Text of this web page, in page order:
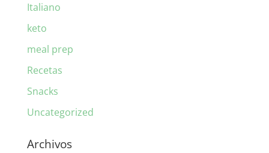
Italiano
keto
meal prep
Recetas
Snacks
Uncategorized
Archivos